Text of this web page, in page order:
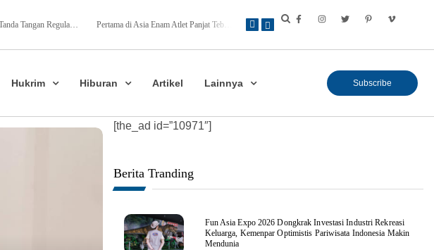
Menteri Agama Tanda Tangan Regulasi Baru, Tunjangan Guru PAI Non ASN Segera Cair, ini Tahapanya ! Pertama di Asia Enam Atlet Panjat Tebing Indonesia Taklukkan Tebing Tertinggi Dunia, Ini Nama-nya Kepulangan Dua Kloter Jemaah Asal Surabaya Tertunda, Kemenag Upayakan Cari Solusi
Hukrim Hiburan Artikel Lainnya Subscribe
[the_ad id=”10971″]
Berita Tranding
Fun Asia Expo 2026 Dongkrak Investasi Industri Rekreasi
Keluarga, Kemenpar Optimistis Pariwisata Indonesia Makin
Mendunia